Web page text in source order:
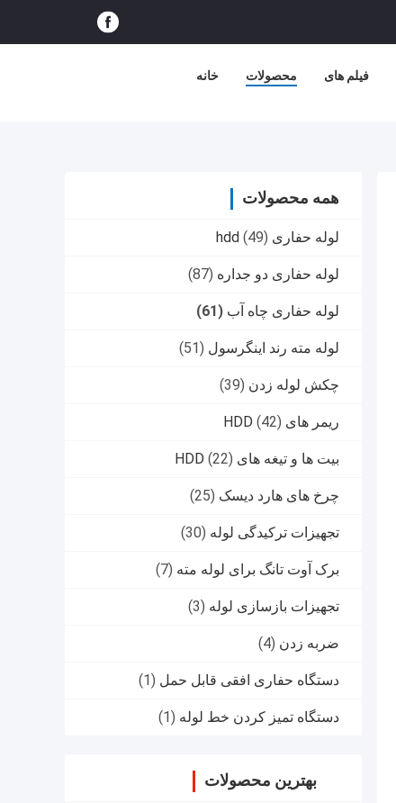
خانه محصولات فیلم های
همه محصولات
لوله حفاری hdd (49)
لوله حفاری دو جداره (87)
لوله حفاری چاه آب (61)
لوله مته رند اینگرسول (51)
چکش لوله زدن (39)
ریمر های HDD (42)
بیت ها و تیغه های HDD (22)
چرخ های هارد دیسک (25)
تجهیزات ترکیدگی لوله (30)
برک آوت تانگ برای لوله مته (7)
تجهیزات بازسازی لوله (3)
ضربه زدن (4)
دستگاه حفاری افقی قابل حمل (1)
دستگاه تمیز کردن خط لوله (1)
بهترین محصولات